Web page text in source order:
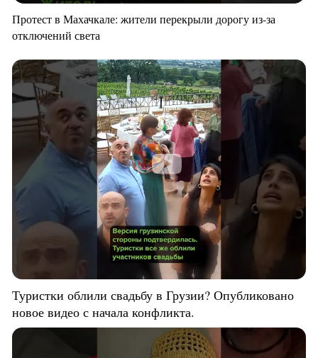
Протест в Махачкале: жители перекрыли дорогу из-за
отключений света
Туристки облили свадьбу в Грузии? Опубликовано
новое видео с начала конфликта.